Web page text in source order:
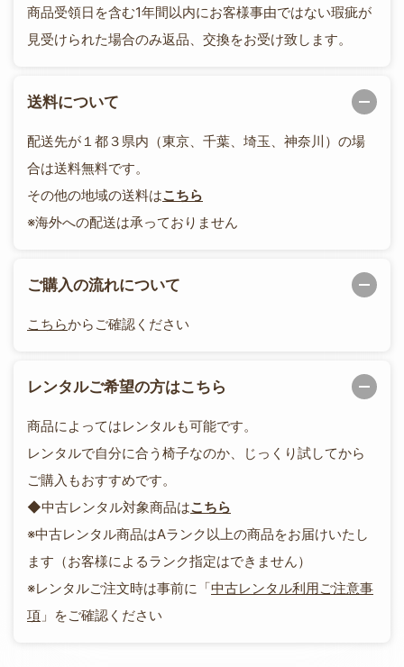
商品受領日を含む1年間以内にお客様事由ではない瑕疵が
見受けられた場合のみ返品、交換をお受け致します。
送料について
配送先が１都３県内（東京、千葉、埼玉、神奈川）の場
合は送料無料です。
その他の地域の送料はこちら
※海外への配送は承っておりません
ご購入の流れについて
こちらからご確認ください
レンタルご希望の方はこちら
商品によってはレンタルも可能です。
レンタルで自分に合う椅子なのか、じっくり試してから
ご購入もおすすめです。
◆中古レンタル対象商品はこちら
※中古レンタル商品はAランク以上の商品をお届けいたし
ます（お客様によるランク指定はできません）
※レンタルご注文時は事前に「中古レンタル利用ご注意事
項 」をご確認ください